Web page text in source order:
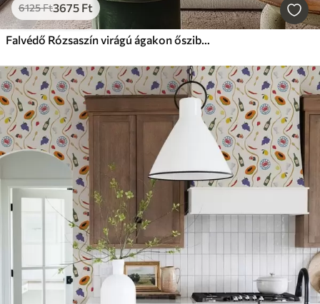
6125Ft3675 Ft
Falvédő Rózsaszín virágú ágakon őszibarackok, terrakotta talaj